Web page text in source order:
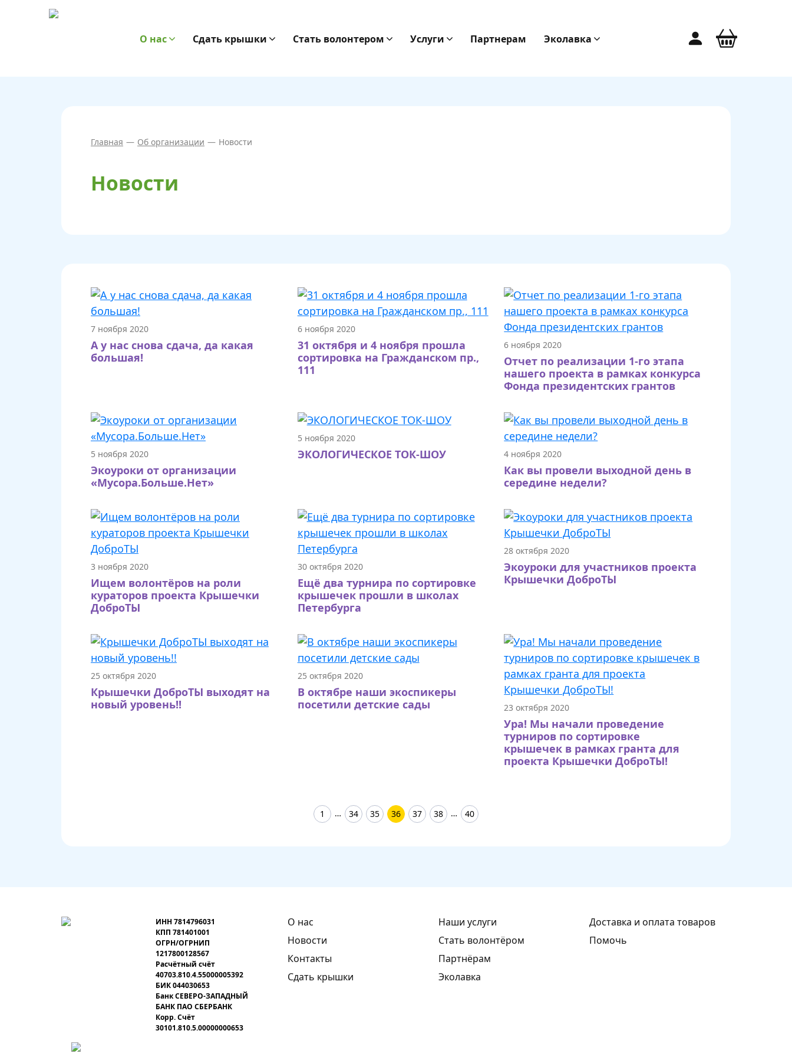
О нас Сдать крышки Стать волонтером Услуги Партнерам Эколавка
Главная — Об организации — Новости
Новости
7 ноября 2020
А у нас снова сдача, да какая
большая!
6 ноября 2020
31 октября и 4 ноября прошла
сортировка на Гражданском пр.,
111
6 ноября 2020
Отчет по реализации 1-го этапа
нашего проекта в рамках конкурса
Фонда президентских грантов
5 ноября 2020
Экоуроки от организации
«Мусора.Больше.Нет»
5 ноября 2020
ЭКОЛОГИЧЕСКОЕ ТОК-ШОУ 4 ноября 2020
Как вы провели выходной день в
середине недели?
3 ноября 2020
Ищем волонтёров на роли
кураторов проекта Крышечки
ДоброТЫ
30 октября 2020
Ещё два турнира по сортировке
крышечек прошли в школах
Петербурга
28 октября 2020
Экоуроки для участников проекта
Крышечки ДоброТЫ
25 октября 2020
Крышечки ДоброТЫ выходят на
новый уровень!!
25 октября 2020
В октябре наши экоспикеры
посетили детские сады
23 октября 2020
Ура! Мы начали проведение
турниров по сортировке
крышечек в рамках гранта для
проекта Крышечки ДоброТЫ!
1 34 35 36 37 38 40
ИНН 7814796031
КПП 781401001
ОГРН/ОГРНИП
1217800128567
Расчётный счёт
40703.810.4.55000005392
БИК 044030653
Банк СЕВЕРО-ЗАПАДНЫЙ
БАНК ПАО СБЕРБАНК
Корр. Счёт
30101.810.5.00000000653
О нас
Новости
Контакты
Сдать крышки
Наши услуги
Стать волонтёром
Партнёрам
Эколавка
Доставка и оплата товаров
Помочь